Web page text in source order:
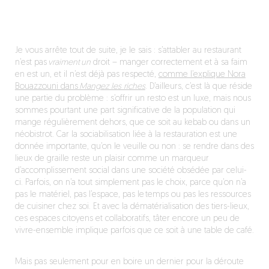
Je vous arrête tout de suite, je le sais : s’attabler au restaurant
n’est pasvraiment undroit – manger correctement et à sa faim
en est un, et il n’est déjà pas respecté, comme l’explique Nora
Bouazzouni dans Mangez les riches. D’ailleurs, c’est là que réside
une partie du problème : s’offrir un resto est un luxe, mais nous
sommes pourtant une part significative de la population qui
mange régulièrement dehors, que ce soit au kebab ou dans un
néobistrot. Car la sociabilisation liée à la restauration est une
donnée importante, qu’on le veuille ou non : se rendre dans des
lieux de graille reste un plaisir comme un marqueur
d’accomplissement social dans une société obsédée par celui-
ci. Parfois, on n’a tout simplement pas le choix, parce qu’on n’a
pas le matériel, pas l’espace, pas le temps ou pas les ressources
de cuisiner chez soi. Et avec la dématérialisation des tiers-lieux,
ces espaces citoyens et collaboratifs, tâter encore un peu de
vivre-ensemble implique parfois que ce soit à une table de café.
Mais pas seulement pour en boire un dernier pour la déroute